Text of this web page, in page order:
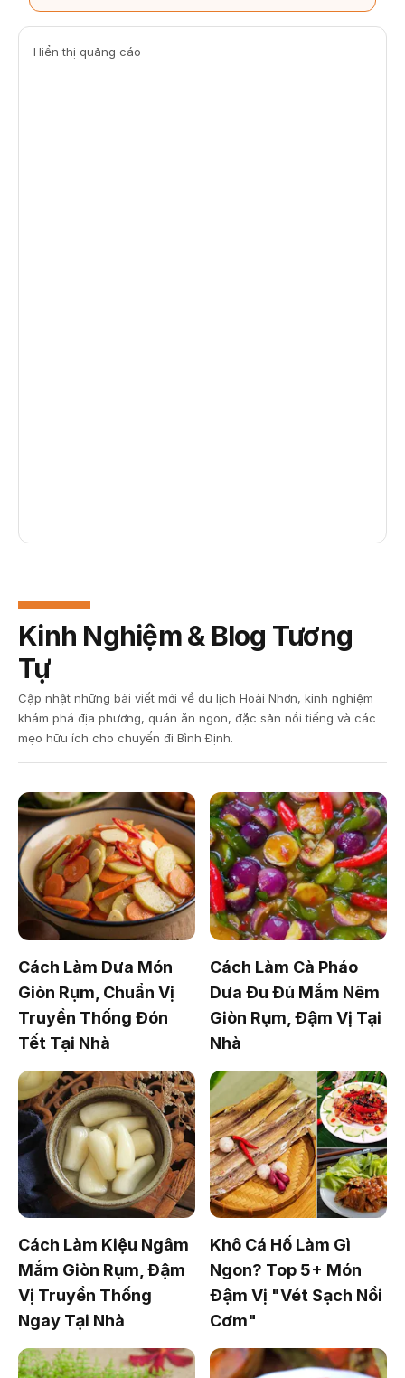
Hiển thị quảng cáo
Kinh Nghiệm & Blog Tương
Tự
Cập nhật những bài viết mới về du lịch Hoài Nhơn, kinh nghiệm
khám phá địa phương, quán ăn ngon, đặc sản nổi tiếng và các
mẹo hữu ích cho chuyến đi Bình Định.
Cách Làm Dưa Món
Giòn Rụm, Chuẩn Vị
Truyền Thống Đón
Tết Tại Nhà
Cách Làm Cà Pháo
Dưa Đu Đủ Mắm Nêm
Giòn Rụm, Đậm Vị Tại
Nhà
Cách Làm Kiệu Ngâm
Mắm Giòn Rụm, Đậm
Vị Truyền Thống
Ngay Tại Nhà
Khô Cá Hố Làm Gì
Ngon? Top 5+ Món
Đậm Vị "Vét Sạch Nồi
Cơm"